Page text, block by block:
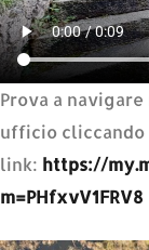
Prova a
ufficio cliccando
link: https://
m=PHfxvV1FRV8